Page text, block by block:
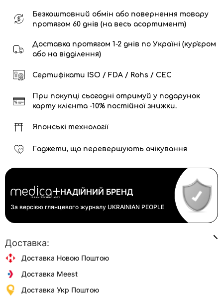
Безкоштовний обмін або повернення товару
протягом 60 днів (на весь асортимент)
Доставка протягом 1-2 днів по Україні (кур'єром
або на відділення)
Сертифікати ISO / FDA / Rohs / CEC
При покупці сьогодні отримуй у подарунок
карту клієнта -10% постійної знижки.
Японські технології
Гаджети, що перевершують очікування
НАДІЙНИЙ БРЕНД
За версією глянцевого журналу UKRAINIAN PEOPLE
Доставка:
Доставка Новою Поштою
Доставка Meest
Доставка Укр Поштою